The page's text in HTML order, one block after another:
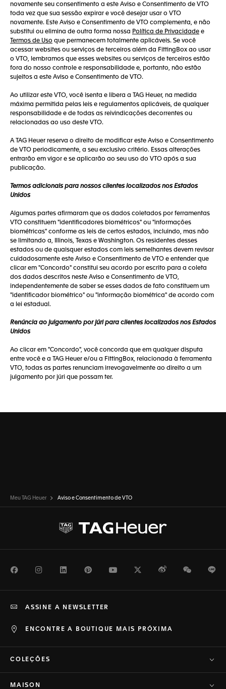
novamente seu consentimento a este Aviso e Consentimento de VTO
toda vez que sua sessão expirar e você desejar usar o VTO
novamente. Este Aviso e Consentimento de VTO complementa, e não
substitui ou elimina de outra forma nossa Política de Privacidade e
Termos de Uso que permanecem totalmente aplicáveis. Se você
acessar websites ou serviços de terceiros além da FittingBox ao usar
o VTO, lembramos que esses websites ou serviços de terceiros estão
fora do nosso controle e responsabilidade e, portanto, não estão
sujeitos a este Aviso e Consentimento de VTO.
Ao utilizar este VTO, você isenta e libera a TAG Heuer, na medida
máxima permitida pelas leis e regulamentos aplicáveis, de qualquer
responsabilidade e de todas as reivindicações decorrentes ou
relacionadas ao uso deste VTO.
A TAG Heuer reserva o direito de modificar este Aviso e Consentimento
de VTO periodicamente, a seu exclusivo critério. Essas alterações
entrarão em vigor e se aplicarão ao seu uso do VTO após a sua
publicação.
Termos adicionais para nossos clientes localizados nos Estados
Unidos
Algumas partes afirmaram que os dados coletados por ferramentas
VTO constituem "identificadores biométricos" ou "informações
biométricas" conforme as leis de certos estados, incluindo, mas não
se limitando a, Illinois, Texas e Washington. Os residentes desses
estados ou de quaisquer estados com leis semelhantes devem revisar
cuidadosamente este Aviso e Consentimento de VTO e entender que
clicar em "Concordo" constitui seu acordo por escrito para a coleta
dos dados descritos neste Aviso e Consentimento de VTO,
independentemente de saber se esses dados de fato constituem um
"identificador biométrico" ou "informação biométrica" de acordo com
a lei estadual.
Renúncia ao julgamento por júri para clientes localizados nos Estados
Unidos
Ao clicar em "Concordo", você concorda que em qualquer disputa
entre você e a TAG Heuer e/ou a FittingBox, relacionada à ferramenta
VTO, todas as partes renunciam irrevogavelmente ao direito a um
julgamento por júri que possam ter.
Meu TAG Heuer Aviso e Consentimento de VTO
FacebookInstagramLinkedInPinterestYoutubeTwitterWeiboWeChat
ENCONTRE A BOUTIQUE MAIS PRÓXIMA
ASSINE A NEWSLETTER
COLEÇÕES
MAISON